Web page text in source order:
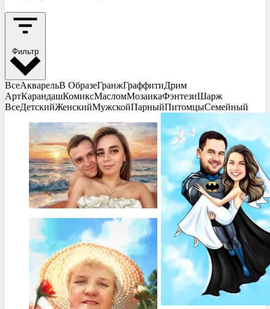
Фильтр
ВсеАкварельВ ОбразеГранжГраффитиДрим
АртКарандашКомиксМасломМозаикаФэнтезиШарж
ВсеДетскийЖенскийМужскойПарныйПитомцыСемейный